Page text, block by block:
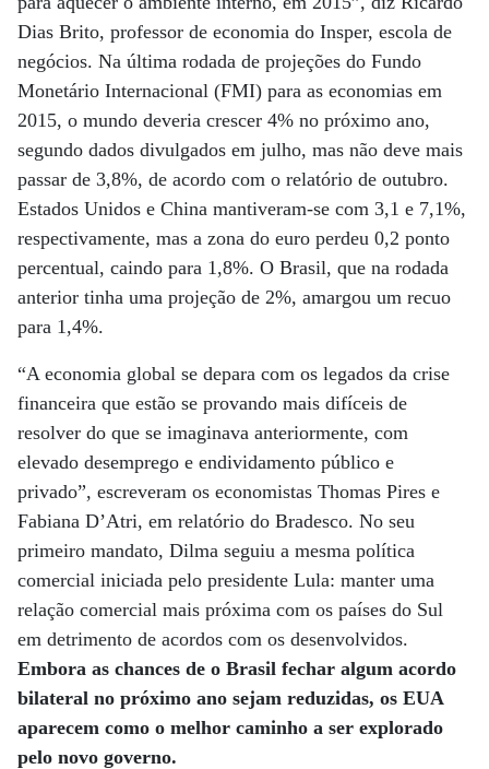
Dias Brito, professor de economia do Insper, escola de
negócios. Na última rodada de projeções do Fundo
Monetário Internacional (FMI) para as economias em
2015, o mundo deveria crescer 4% no próximo ano,
segundo dados divulgados em julho, mas não deve mais
passar de 3,8%, de acordo com o relatório de outubro.
Estados Unidos e China mantiveram-se com 3,1 e 7,1%,
respectivamente, mas a zona do euro perdeu 0,2 ponto
percentual, caindo para 1,8%. O Brasil, que na rodada
anterior tinha uma projeção de 2%, amargou um recuo
para 1,4%.
“A economia global se depara com os legados da crise
financeira que estão se provando mais difíceis de
resolver do que se imaginava anteriormente, com
elevado desemprego e endividamento público e
privado”, escreveram os economistas Thomas Pires e
Fabiana D’Atri, em relatório do Bradesco. No seu
primeiro mandato, Dilma seguiu a mesma política
comercial iniciada pelo presidente Lula: manter uma
relação comercial mais próxima com os países do Sul
em detrimento de acordos com os desenvolvidos.
Embora as chances de o Brasil fechar algum acordo
bilateral no próximo ano sejam reduzidas, os EUA
aparecem como o melhor caminho a ser explorado
pelo novo governo.